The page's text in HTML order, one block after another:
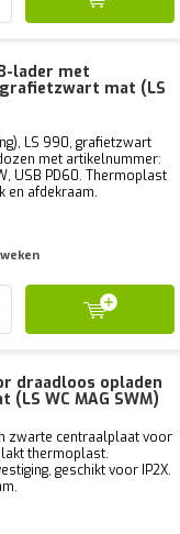
lader met
mat (LS
LS 990, grafietzwart
met artikelnummer:
USB PD60. Thermoplast
en afdekraam.
draadloos opladen
WC MAG SWM)
zwarte centraalplaat voor
thermoplast.
geschikt voor IP2X.